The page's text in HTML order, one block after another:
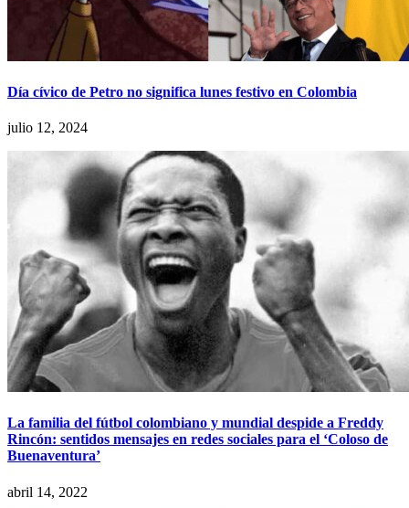
Día cívico de Petro no significa lunes festivo en Colombia
julio 12, 2024
La familia del fútbol colombiano y mundial despide a Freddy
Rincón: sentidos mensajes en redes sociales para el ‘Coloso de
Buenaventura’
abril 14, 2022